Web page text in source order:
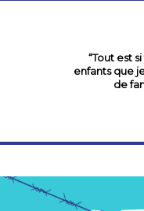
“Tout est
enfants que
de